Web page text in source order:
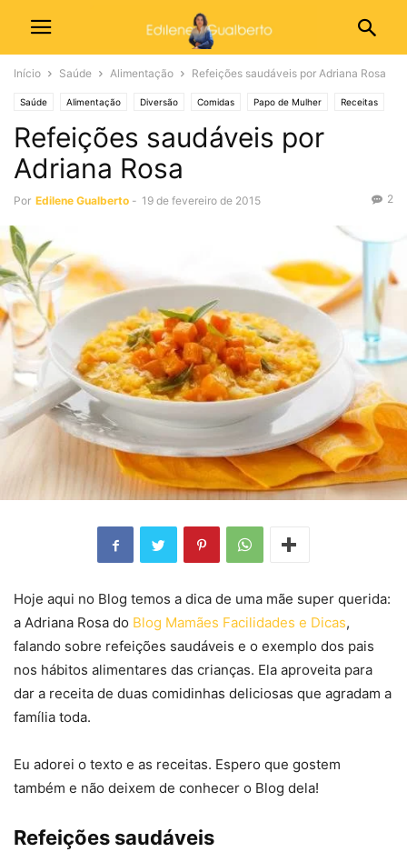
Início Saúde Alimentação Refeições saudáveis por Adriana Rosa
Saúde Alimentação Diversão Comidas Papo de Mulher Receitas
Refeições saudáveis por
Adriana Rosa
Por Edilene Gualberto - 19 de fevereiro de 2015 2
Hoje aqui no Blog temos a dica de uma mãe super querida:
a Adriana Rosa do Blog Mamães Facilidades e Dicas,
falando sobre refeições saudáveis e o exemplo dos pais
nos hábitos alimentares das crianças. Ela aproveita para
dar a receita de duas comidinhas deliciosas que agradam a
família toda.
Eu adorei o texto e as receitas. Espero que gostem
também e não deixem de conhecer o Blog dela!
Refeições saudáveis